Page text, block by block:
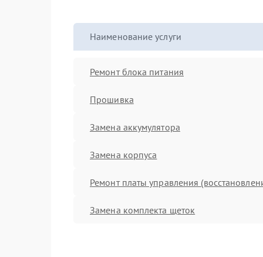
Наименование услуги
Ремонт блока питания
Прошивка
Замена аккумулятора
Замена корпуса
Ремонт платы управления
Замена комплекта щеток